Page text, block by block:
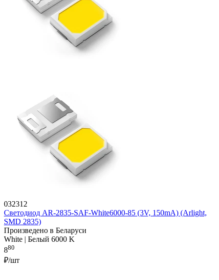
032312
Светодиод AR-2835-SAF-White6000-85 (3V, 150mA) (Arlight,
SMD 2835)
Произведено в Беларуси
White | Белый 6000 K
880
₽/шт